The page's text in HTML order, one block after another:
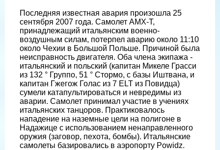
Последняя известная авария произошла 25
сентября 2007 года. Самолет AMX-T,
принадлежащий итальянским военно-
воздушным силам, потерпел аварию около 11:10
около Чехии в Большой Польше. Причиной была
неисправность двигателя. Оба члена экипажа -
итальянский и польский (капитан Микеле Грасси
из 132 ° Группо, 51 ° Стормо, с базы Иштвана, и
капитан Гжегож Голас из 7 ELT из Повидца)
сумели катапультироваться и невредимы из
аварии. Самолет принимал участие в учениях
итальянских танцоров. Практиковалось
нападение на наземные цели на полигоне в
Надажице с использованием ненаправленного
оружия (заговор, пехота, бомбы). Итальянские
самолеты базировались в аэропорту Powidz.